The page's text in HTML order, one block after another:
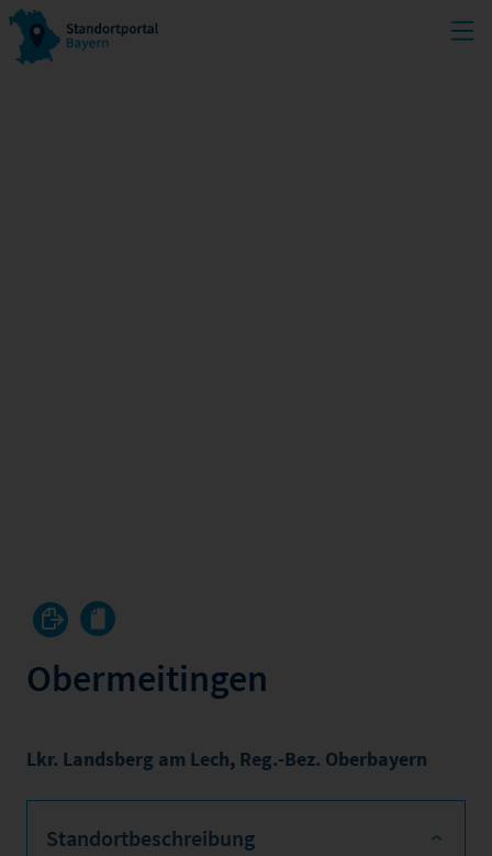
Obermeitingen
Lkr. Landsberg am Lech, Reg.-Bez. Oberbayern
Standortbeschreibung